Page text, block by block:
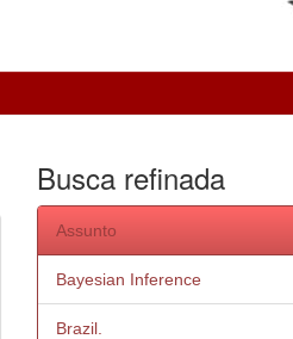
Busca refinada
Assunto
Bayesian Inference
Brazil.